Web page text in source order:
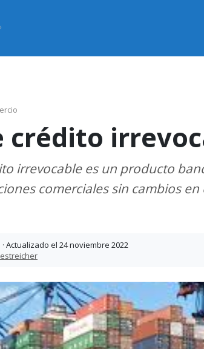
crédito
irrevocable es un producto
comerciales sin cambios
· Actualizado el 24 noviembre 2022